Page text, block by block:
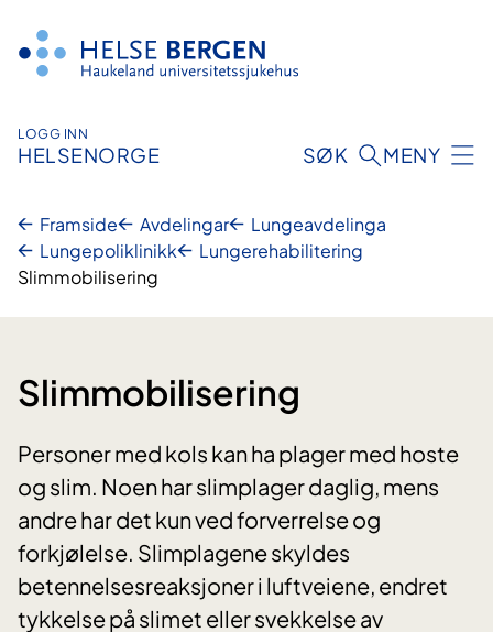
innhald
LOGG INN
HELSENORGE SØK MENY
Framside Avdelingar
Lungeavdelinga
Lungepoliklinikk
Lungerehabilitering
Slimmobilisering
Slimmobilisering
Personer med kols kan ha plager med hoste
og slim. Noen har slimplager daglig, mens
andre har det kun ved forverrelse og
forkjølelse. Slimplagene skyldes
betennelsesreaksjoner i luftveiene, endret
tykkelse på slimet eller svekkelse av